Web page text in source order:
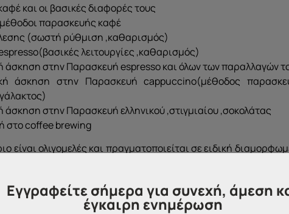
και οι βασικές διαφορές τους
παρασκευής καφέ
(σωστή ρύθμιση ,καθαρισμός)
λειτουργίες ,καθαρισμός)
άσκηση στην Παρασκευή espresso και όλων των παραλλαγών
άσκηση στην Παρασκευή cappuccino(μέθοδος
άσκηση στην Παρασκευή ελληνικού ,στιγμιαίου ,σοκολάτας
στο coffee brewing
είναι ολιγομελές και πραγματοποιείται σε ειδική
Εγγραφείτε σήμερα για συνεχή, άμεση
έγκαιρη ενημέρωση